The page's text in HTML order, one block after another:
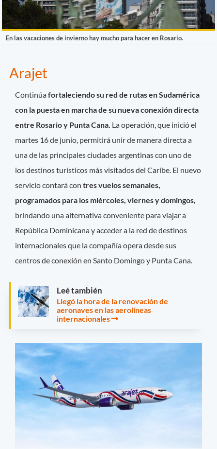
En las vacaciones de invierno hay mucho para hacer en Rosario.
Arajet
Continúafortaleciendo su red de rutas en Sudamérica
con la puesta en marcha de su nueva conexión directa
entre Rosario y Punta Cana. La operación, que inició el
martes 16 de junio, permitirá unir de manera directa a
una de las principales ciudades argentinas con uno de
los destinos turísticos más visitados del Caribe. El nuevo
servicio contará con tres vuelos semanales,
programados para los miércoles, viernes y domingos,
brindando una alternativa conveniente para viajar a
República Dominicana y acceder a la red de destinos
internacionales que la compañía opera desde sus
centros de conexión en Santo Domingo y Punta Cana.
Leé también
Llegó la hora de la renovación de
aeronaves en las aerolíneas
internacionales